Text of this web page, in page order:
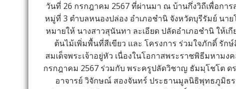
วันที่ 26 กรกฎาคม 2567 ที่ผ่านมา ณ บ้านกึ่งวิถีเพื่อกา
หมู่ที่ 3 ตำบลหนองปล่อง อำเภอชำนิ จังหวัดบุรีรัมย์ นา
หมายให้ นางสาวสุนันทา ละเอียด ปลัดอำเภอชำนิ ให้เ
ต้นไม้เพิ่มพื้นที่สีเขียว และ โครงการ ร่วมใจภักดิ์ รัก
สมเด็จพระเจ้าอยู่หัว เนื่องในโอกาสพระราชพิธีมหามง
กรกฎาคม 2567 ร่วมกับ พระครูปลัดวิชาญ ธัมมฺโชโต ด
อาจารย์ วิจักษณ์ สองจันทร์ ประธานมูลนิธิพุทธภูมิธ